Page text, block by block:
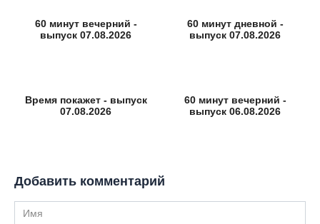
60 минут вечерний -
выпуск 07.08.2026
60 минут дневной -
выпуск 07.08.2026
Время покажет - выпуск
07.08.2026
60 минут вечерний -
выпуск 06.08.2026
Добавить комментарий
Имя